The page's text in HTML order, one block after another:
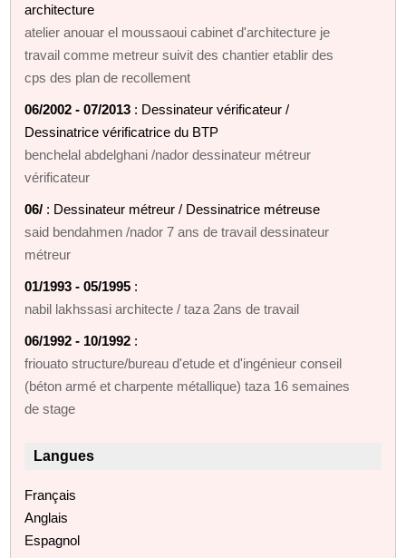
architecture
atelier anouar el moussaoui cabinet d'architecture je
travail comme metreur suivit des chantier etablir des
cps des plan de recollement
06/2002 - 07/2013 : Dessinateur vérificateur /
Dessinatrice vérificatrice du BTP
benchelal abdelghani /nador dessinateur métreur
vérificateur
06/ : Dessinateur métreur / Dessinatrice métreuse
said bendahmen /nador 7 ans de travail dessinateur
métreur
01/1993 - 05/1995 :
nabil lakhssasi architecte / taza 2ans de travail
06/1992 - 10/1992 :
friouato structure/bureau d'etude et d'ingénieur conseil
(béton armé et charpente métallique) taza 16 semaines
de stage
Langues
Français
Anglais
Espagnol